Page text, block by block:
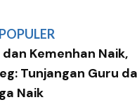
dan Kemenhan Naik,
Tunjangan Guru
Naik